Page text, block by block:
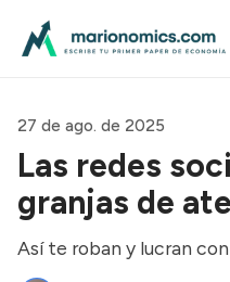
27 de ago. de 2025
Las redes
granjas de
Así te roban y lucran